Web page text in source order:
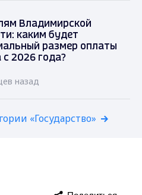
Владимирской
каким будет
размер оплаты
с 2026 года?
назад
«Государство»